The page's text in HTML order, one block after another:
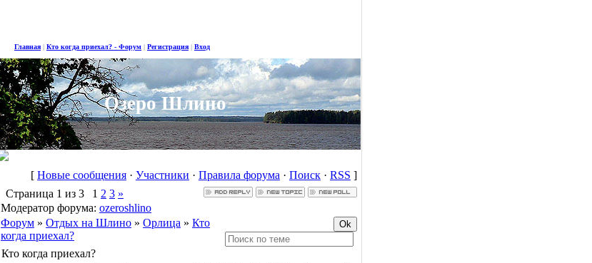
Главная | Кто когда приехал? - Форум | Регистрация | Вход
Озеро Шлино
[ Новые сообщения · Участники · Правила форума · Поиск · RSS ]
Страница 1 из 3 1 2 3 »
Модератор форума: ozeroshlino
Форум » Отдых на Шлино » Орлица » Кто
когда приехал?
Кто когда приехал?